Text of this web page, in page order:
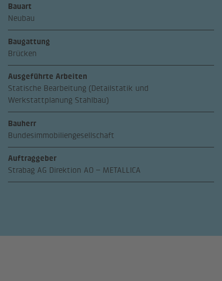
Bauart
Neubau
Baugattung
Brücken
Ausgeführte Arbeiten
Statische Bearbeitung (Detailstatik und
Werkstattplanung Stahlbau)
Bauherr
Bundesimmobiliengesellschaft
Auftraggeber
Strabag AG Direktion AO – METALLICA